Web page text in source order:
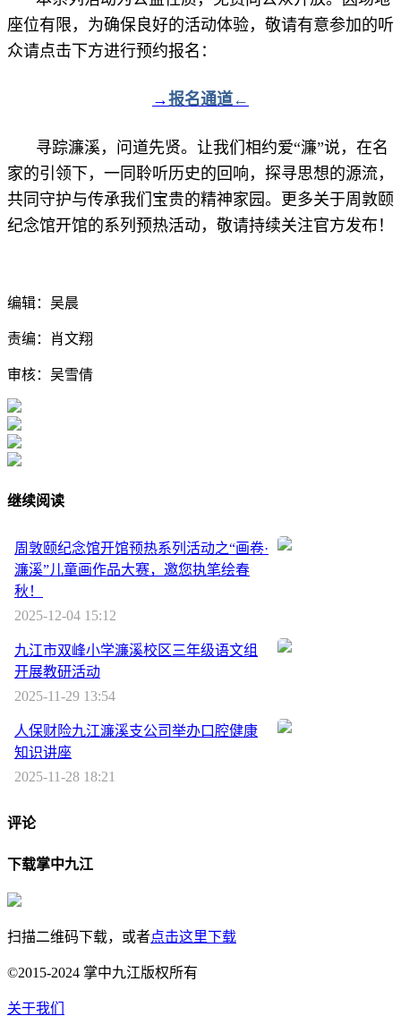
座位有限，为确保良好的活动体验，敬请有意参加的听
众请点击下方进行预约报名：
→报名通道←
寻踪濂溪，问道先贤。让我们相约爱“濂”说，在名
家的引领下，一同聆听历史的回响，探寻思想的源流，
共同守护与传承我们宝贵的精神家园。更多关于周敦颐
纪念馆开馆的系列预热活动，敬请持续关注官方发布！
编辑：吴晨
责编：肖文翔
审核：吴雪倩
继续阅读
周敦颐纪念馆开馆预热系列活动之“画卷·
濂溪”儿童画作品大赛，邀您执笔绘春
秋！
2025-12-04 15:12
九江市双峰小学濂溪校区三年级语文组
开展教研活动
2025-11-29 13:54
人保财险九江濂溪支公司举办口腔健康
知识讲座
2025-11-28 18:21
评论
下载掌中九江
扫描二维码下载，或者点击这里下载
©2015-2024 掌中九江版权所有
关于我们